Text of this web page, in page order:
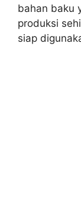
bahan baku
produksi
siap